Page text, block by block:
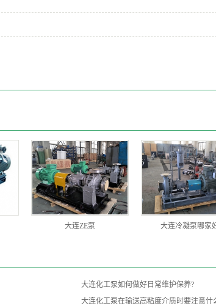
大连ZE泵 大连冷凝泵哪家
大连化工泵如何做好日常维护保养?
大连化工泵在输送高粘度介质时要注意什